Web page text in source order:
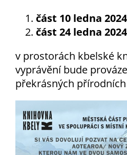
část 10 ledna
část 24 ledna
v prostorách kbelské
vyprávění bude
překrásných